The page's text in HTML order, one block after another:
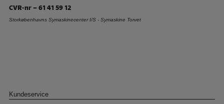
CVR-nr – 61 41 59 12
Storkøbenhavns Symaskinecenter I/S - Symaskine Torvet
Kundeservice